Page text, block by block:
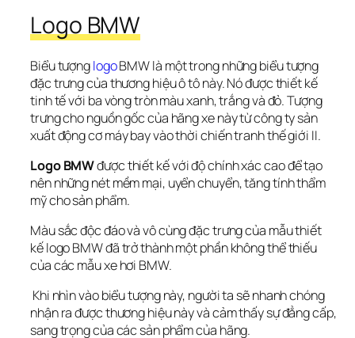
Logo BMW
Biểu tượng logo BMW là một trong những biểu tượng
đặc trưng của thương hiệu ô tô này. Nó được thiết kế
tinh tế với ba vòng tròn màu xanh, trắng và đỏ. Tượng
trưng cho nguồn gốc của hãng xe này từ công ty sản
xuất động cơ máy bay vào thời chiến tranh thế giới II.
Logo BMW được thiết kế với độ chính xác cao để tạo
nên những nét mềm mại, uyển chuyển, tăng tính thẩm
mỹ cho sản phẩm.
Màu sắc độc đáo và vô cùng đặc trưng của mẫu thiết
kế logo BMW đã trở thành một phần không thể thiếu
của các mẫu xe hơi BMW.
nhận ra được thương hiệu này và cảm thấy sự đẳng cấp,
sang trọng của các sản phẩm của hãng.